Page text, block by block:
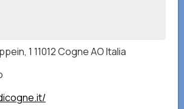
1 11012 Cogne AO Italia